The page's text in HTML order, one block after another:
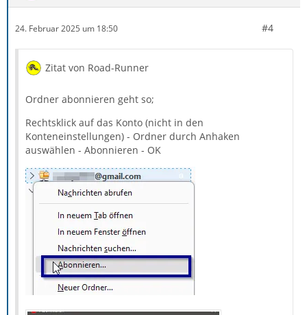
24. Februar 2025 um 18:50 #4
Zitat von Road-Runner
Ordner abonnieren geht so;
Rechtsklick auf das Konto (nicht in den
Konteneinstellungen) - Ordner durch Anhaken
auswählen - Abonnieren - OK